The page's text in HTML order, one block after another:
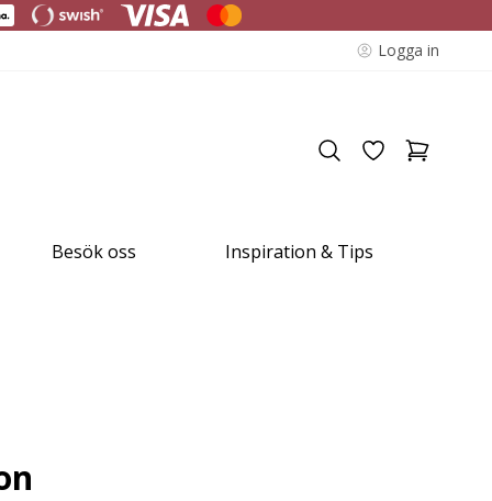
Logga in
Besök oss Inspiration & Tips